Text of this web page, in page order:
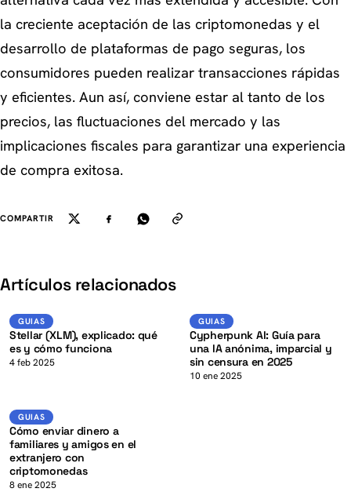
la creciente aceptación de las criptomonedas y el
desarrollo de plataformas de pago seguras, los
consumidores pueden realizar transacciones rápidas
y eficientes. Aun así, conviene estar al tanto de los
precios, las fluctuaciones del mercado y las
implicaciones fiscales para garantizar una experiencia
de compra exitosa.
COMPARTIR
Artículos relacionados
GUIAS K
GUIAS
Stellar (XLM), explicado: qué
es y cómo funciona
4 feb 2025
GUIAS
Cypherpunk AI: Guía para
una IA anónima, imparcial y
sin censura en 2025
10 ene 2025
K
GUIAS
Cómo enviar dinero a
familiares y amigos en el
extranjero con
criptomonedas
8 ene 2025